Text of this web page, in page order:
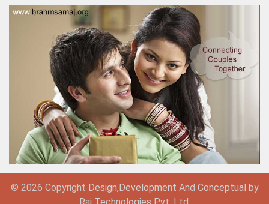
© 2026 Copyright Design, Development And Conceptual by